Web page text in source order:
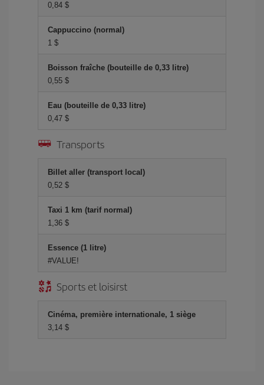
0,84 $
Cappuccino (normal)
1 $
Boisson fraîche (bouteille de 0,33 litre)
0,55 $
Eau (bouteille de 0,33 litre)
0,47 $
Transports
Billet aller (transport local)
0,52 $
Taxi 1 km (tarif normal)
1,36 $
Essence (1 litre)
#VALUE!
Sports et loisirst
Cinéma, première internationale, 1 siège
3,14 $